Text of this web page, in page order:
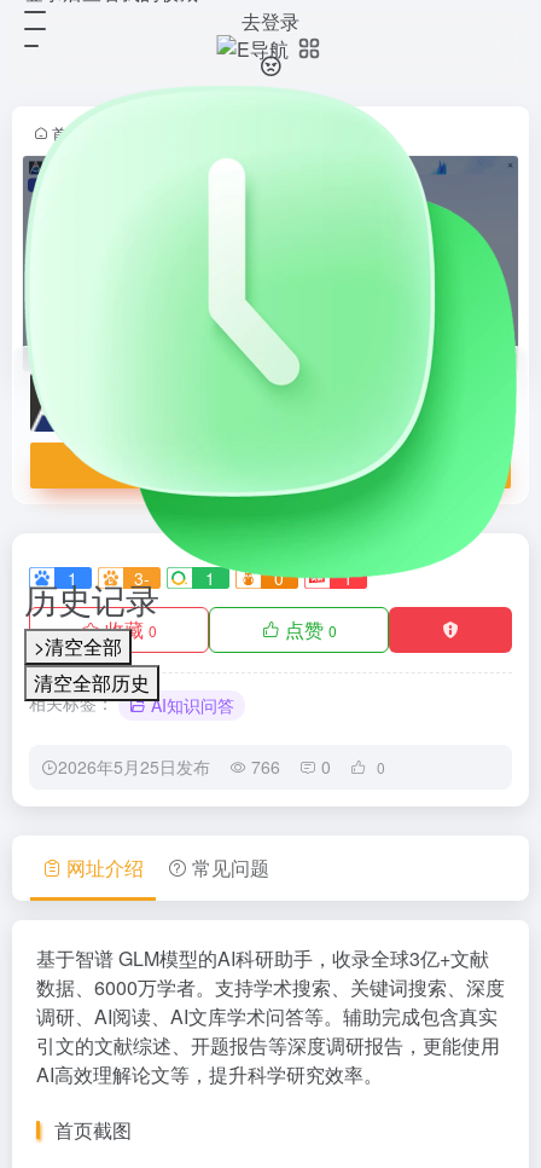
去登录
历史记录
>清空全部
清空全部历史
首页
1 3- 1 0 1
收藏 0 点赞 0
相关标签： AI知识问答
2026年5月25日发布 766 0 0
基于智谱 GLM模型的AI科研助手，
收录全球3亿+文献数据、6000万学
等。辅助完成包含真实引...
网址介绍 常见问题
基于智谱 GLM模型的AI科研助手，收录全球3亿+文献
数据、6000万学者。支持学术搜索、关键词搜索、深度
调研、AI阅读、AI文库学术问答等。辅助完成包含真实
引文的文献综述、开题报告等深度调研报告，更能使用
AI高效理解论文等，提升科学研究效率。
首页截图